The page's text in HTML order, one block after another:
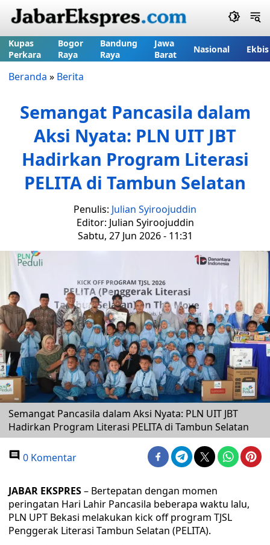
Kupas
Perkara
Bogor
Raya
Bandung
Raya
Jawa
Barat
Nasional Ekbis
Beranda » Berita
Semangat Pancasila dalam
Aksi Nyata: PLN UIT JBT
Hadirkan Program Literasi
PELITA di Tambun Selatan
Penulis: Julian Syiroojuddin
Editor: Julian Syiroojuddin
Sabtu, 27 Jun 2026 - 11:31
Semangat Pancasila dalam Aksi Nyata: PLN UIT JBT
Hadirkan Program Literasi PELITA di Tambun Selatan
0 Komentar
JABAR EKSPRES– Bertepatan dengan momen
peringatan Hari Lahir Pancasila beberapa waktu lalu,
PLN UPT Bekasi melakukan kick off program TJSL
Penggerak Literasi Tambun Selatan (PELITA).